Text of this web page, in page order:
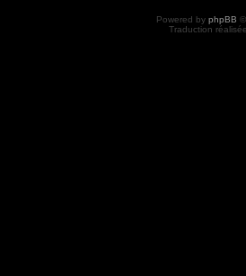
Powered by phpBB
Traduction